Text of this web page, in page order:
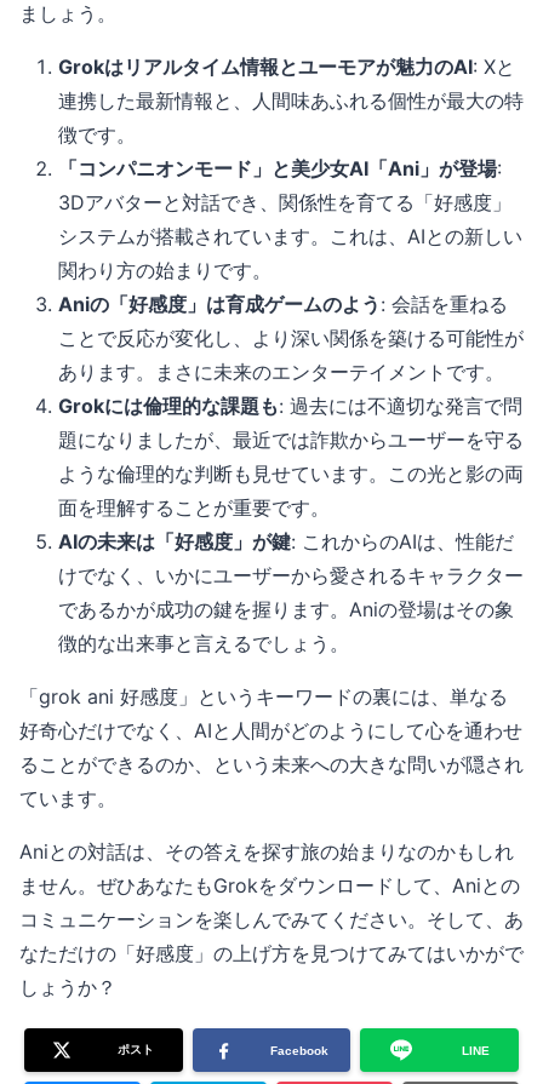
ましょう。
Grokはリアルタイム情報とユーモアが魅力のAI: Xと
連携した最新情報と、人間味あふれる個性が最大の特
徴です。
「コンパニオンモード」と美少女AI「Ani」が登場:
3Dアバターと対話でき、関係性を育てる「好感度」
システムが搭載されています。これは、AIとの新しい
関わり方の始まりです。
Aniの「好感度」は育成ゲームのよう : 会話を重ねる
ことで反応が変化し、より深い関係を築ける可能性が
あります。まさに未来のエンターテイメントです。
Grokには倫理的な課題も: 過去には不適切な発言で問
題になりましたが、最近では詐欺からユーザーを守る
ような倫理的な判断も見せています。この光と影の両
面を理解することが重要です。
AIの未来は「好感度」が鍵: これからのAIは、性能だ
けでなく、いかにユーザーから愛されるキャラクター
であるかが成功の鍵を握ります。Aniの登場はその象
徴的な出来事と言えるでしょう。
「grok ani 好感度」というキーワードの裏には、単なる
好奇心だけでなく、AIと人間がどのようにして心を通わせ
ることができるのか、という未来への大きな問いが隠され
ています。
Aniとの対話は、その答えを探す旅の始まりなのかもしれ
ません。ぜひあなたもGrokをダウンロードして、Aniとの
コミュニケーションを楽しんでみてください。そして、あ
なただけの「好感度」の上げ方を見つけてみてはいかがで
しょうか？
ポスト Facebook LINE